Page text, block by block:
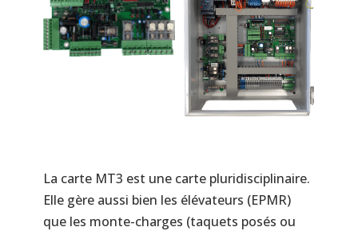
La carte MT3 est une carte pluridisciplinaire.
Elle gère aussi bien les élévateurs (EPMR)
que les monte-charges (taquets posés ou